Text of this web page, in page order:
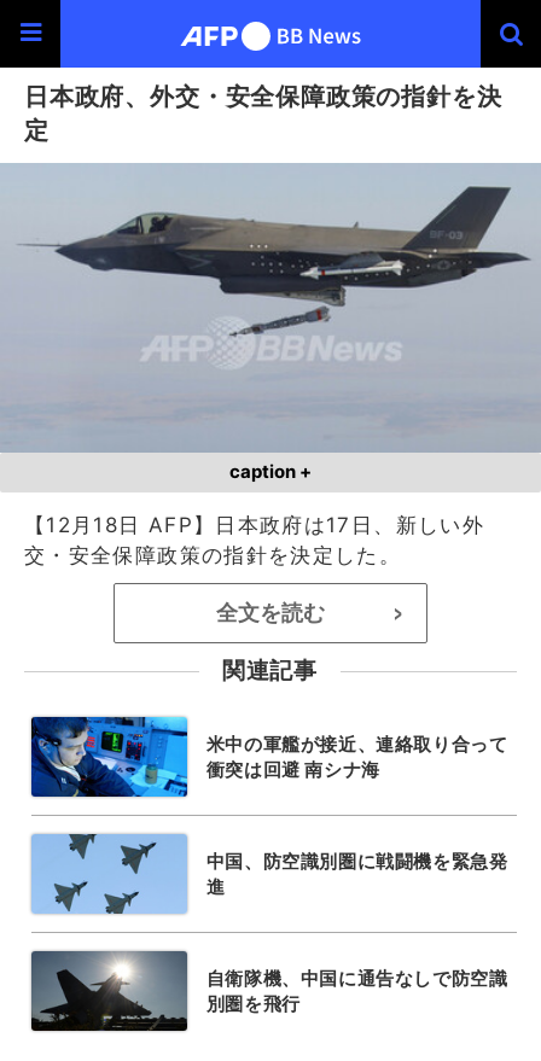
日本政府、外交・安全保障政策の指針を決
定
caption +
【12月18日 AFP】日本政府は17日、新しい外
交・安全保障政策の指針を決定した。
全文を読む >
関連記事
米中の軍艦が接近、連絡取り合って
衝突は回避 南シナ海
中国、防空識別圏に戦闘機を緊急発
進
自衛隊機、中国に通告なしで防空識
別圏を飛行